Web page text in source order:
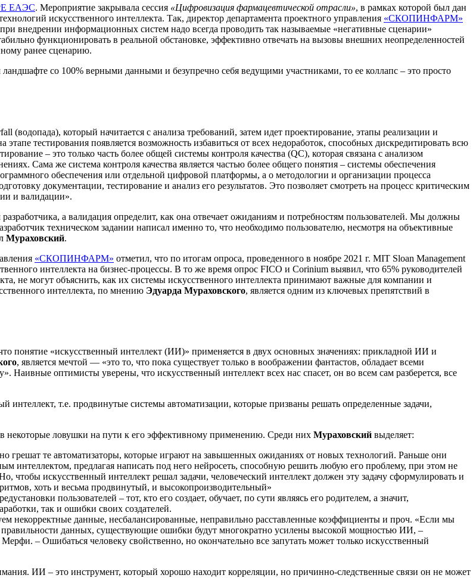
ЕАЭС. Мероприятие закрывала сессия «Цифровизация фармацевтической отрасли», в рамках которой был дан
искусственного интеллекта. Так, директор департамента проектного управления «СКОПИНФАРМ»
внедрении информационных систем надо всегда проводить так называемые «негативные сценарии»
функционировать в реальной обстановке, эффективно отвечать на вызовы внешних неопределенностей
ранее сценарию.
со 100% верными данными и безупречно себя ведущими участниками, то ее коллапс – это просто
который начитается с анализа требований, затем идет проектирование, этапы реализации и
тестирования появляется возможность избавиться от всех недоработок, способных дискредитировать всю
– это только часть более общей системы контроля качества (QC), которая связана с анализом
Сама же система контроля качества является частью более общего понятия – системы обеспечения
обеспечения или отдельной цифровой платформы, а о методологии и организации процесса
документации, тестирование и анализ его результатов. Это позволяет смотреть на процесс критическим
и валидации».
а валидация определит, как она отвечает ожиданиям и потребностям пользователей. Мы должны
техническом задании написал именно то, что необходимо пользователю, несмотря на объективные
Мураховский.
«СКОПИНФАРМ» отметил, что по итогам опроса, проведенного в ноябре 2021 г. MIT Sloan Management
интеллекта на бизнес-процессы. В то же время опрос FICO и Corinium выявил, что 65% руководителей
не могут объяснить, как их системы искусственного интеллекта принимают важные для компании и
интеллекта, по мнению Эдуарда Мураховского, является одним из ключевых препятствий в
понятие «искусственный интеллект (ИИ)» применяется в двух основных значениях: прикладной ИИ и
, является мечтой — «это то, что пока существует только в воображении фантастов, обладает всеми
Наивные оптимисты уверены, что искусственный интеллект всех нас спасет, он во всем сам разберется, все
интеллект, т.е. продвинутые системы автоматизации, которые призваны решать определенные задачи,
некоторые ловушки на пути к его эффективному применению. Среди них Мураховский выделяет:
грешат те автоматизаторы, которые играют на завышенных ожиданиях от новых технологий. Раньше они
интеллектом, предлагая написать под него нейросеть, способную решить любую его проблему, при этом не
чтобы искусственный интеллект решал задачи, человеческий интеллект должен эту задачу сформулировать и
хоть и весьма продвинутый, и высокопроизводительный»
пользователей – тот, кто его создает, обучает, по сути являясь его родителем, а значит,
так и ошибки своих создателей.
некорректные данные, несбалансированные, неправильно расставленные коэффициенты и проч. «Если мы
правильности данных, существующие ошибки будут многократно усилены высокой мощностью ИИ, –
– Ошибаться человеку свойственно, но окончательно все запутать может только искусственный
ИИ – это инструмент, который хорошо находит корреляции, но причинно-следственные связи он не может